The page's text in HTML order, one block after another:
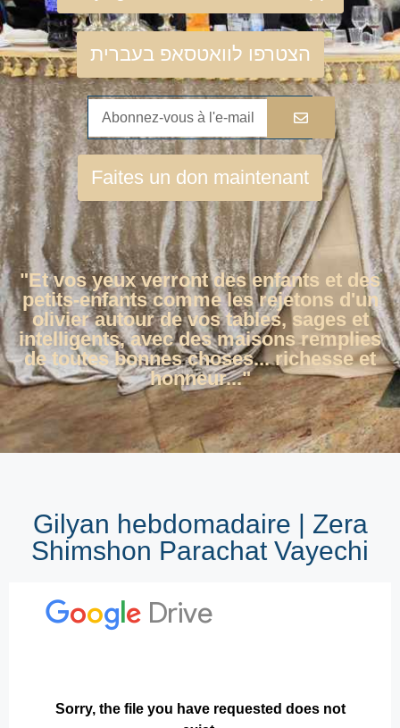
הצטרפו לוואטסאפ בעברית
Faites un don maintenant
"Et vos yeux verront des enfants et des
petits-enfants comme les rejetons d'un
olivier autour de vos tables, sages et
intelligents, avec des maisons remplies
de toutes bonnes choses... richesse et
honneur..."
Gilyan hebdomadaire | Zera
Shimshon Parachat Vayechi